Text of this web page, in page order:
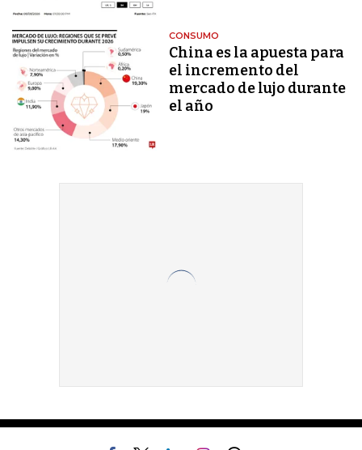
CONSUMO
China es la apuesta para
el incremento del
mercado de lujo durante
el año